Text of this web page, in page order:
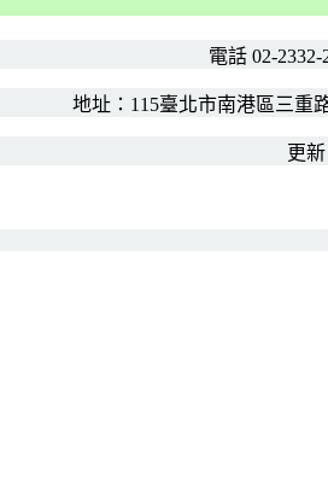
電話 02-
地址： 115臺北市南港區三重
更